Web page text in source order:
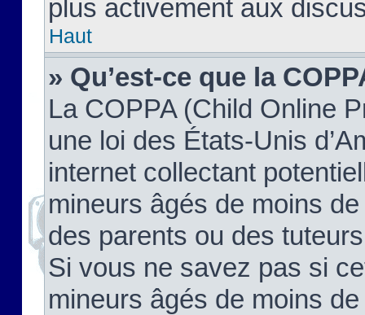
plus activement aux
Haut
» Qu’est-ce que la
La COPPA (Child Online
une loi des États-Unis
internet collectant
mineurs âgés de moins
des parents ou des
Si vous ne savez pas si
mineurs âgés de moins